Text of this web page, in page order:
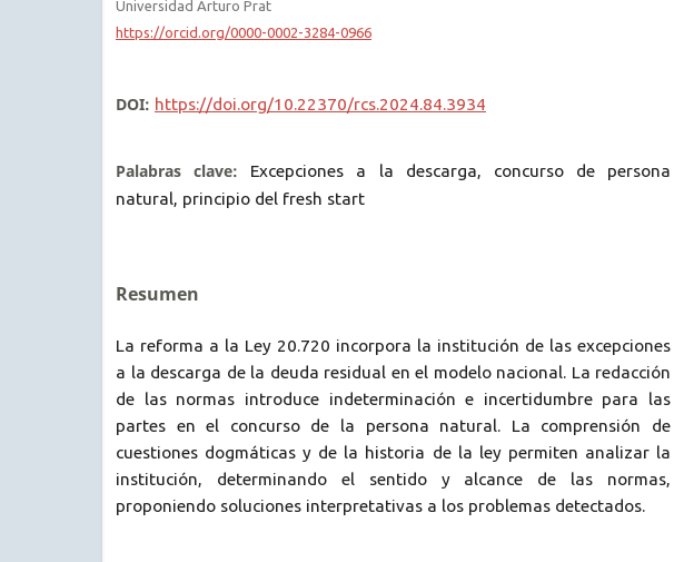
Universidad Arturo Prat
https://orcid.org/0000-0002-3284-0966
DOI: https://doi.org/10.22370/rcs.2024.84.3934
Palabras clave:
Excepciones a la descarga, concurso de persona
natural, principio del fresh start
Resumen
La reforma a la Ley 20.720 incorpora la institución de las excepciones
a la descarga de la deuda residual en el modelo nacional. La redacción
de las normas introduce indeterminación e incertidumbre para las
partes en el concurso de la persona natural. La comprensión de
cuestiones dogmáticas y de la historia de la ley permiten analizar la
institución, determinando el sentido y alcance de las normas,
proponiendo soluciones interpretativas a los problemas detectados.